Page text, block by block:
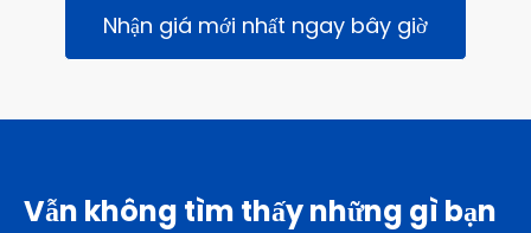
Nhận giá mới nhất ngay bây giờ
Vẫn không tìm thấy những gì bạn